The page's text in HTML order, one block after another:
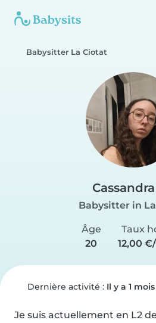
Babysitter La Ciotat
Cassandra
Babysitter in
Âge
20
Taux
12,00
Dernière activité : Il y a 1 mois
Je suis actuellement en L2